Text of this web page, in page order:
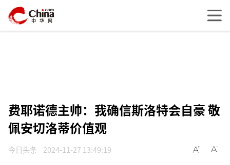
费耶诺德主帅：我确信斯洛特会自豪 敬
佩安切洛蒂价值观
今日头条 2024-11-27 13:49:19